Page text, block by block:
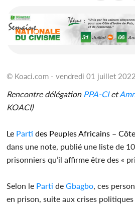
© Koaci.com - vendredi 01 juillet
Rencontre délégation PPA-CIet
KOACI)
Le Parti des Peuples Africains –
dans une note, publié une liste de
prisonniers qu’il affirme être des «
Selon le Parti deGbagbo, ces
en prison, suite aux crises politiques